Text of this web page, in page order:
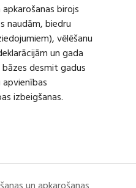
birojs
naudām, biedru
vēlēšanu
un gada
desmit gadus
izbeigšanas.